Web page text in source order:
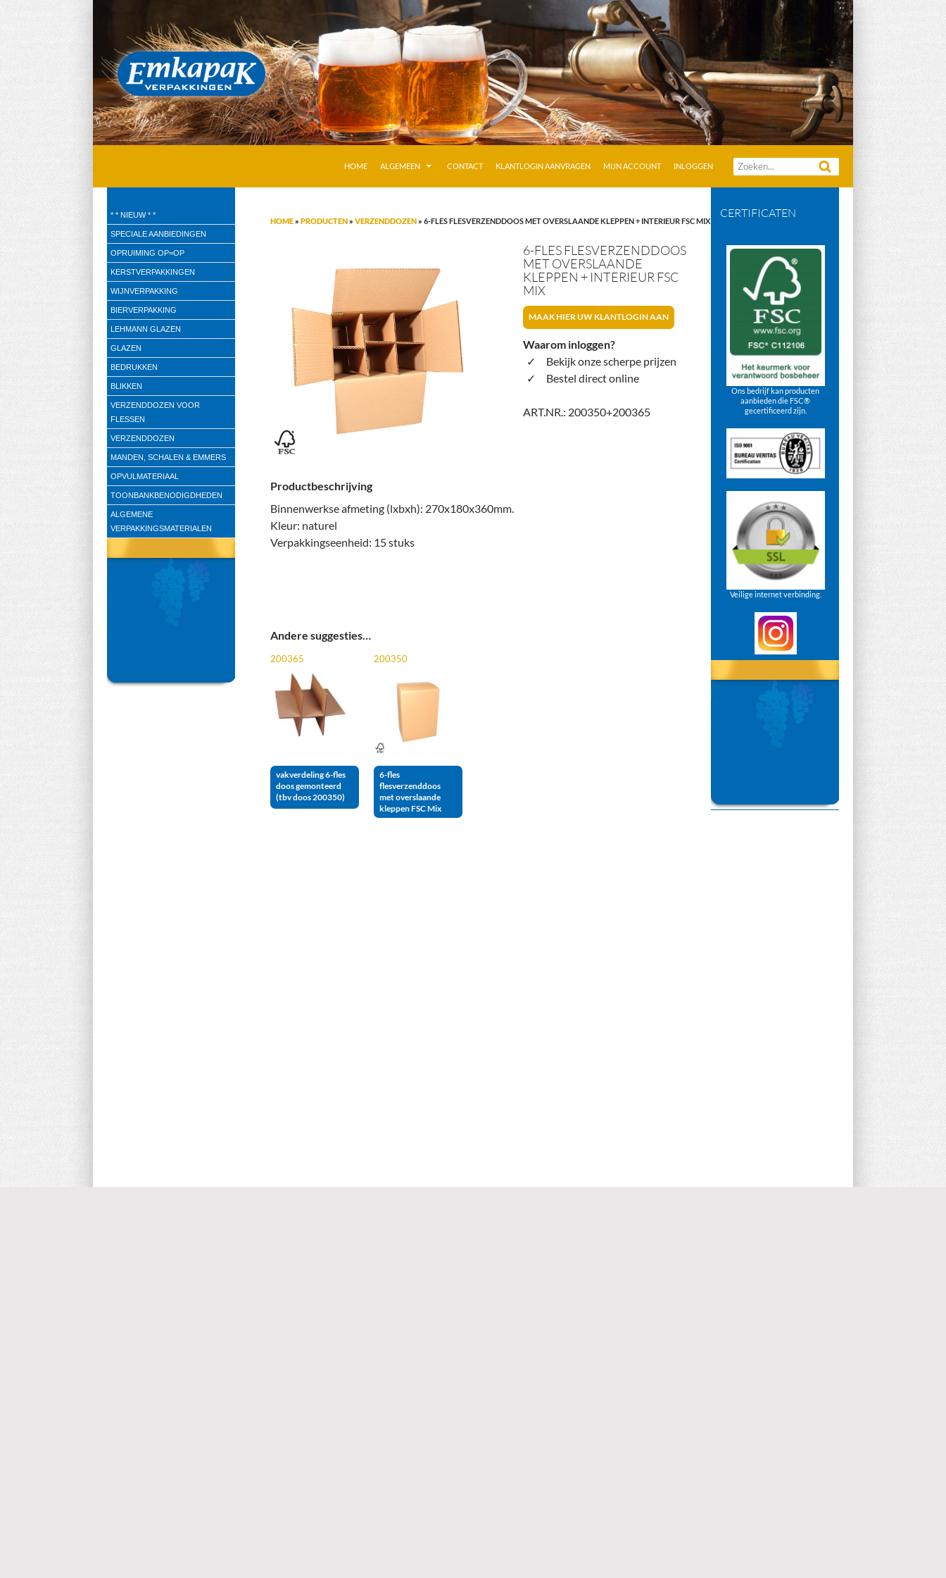
Zoeken
HOME
ALGEMEEN CONTACT KLANTLOGIN AANVRAGEN MIJN ACCOUNT INLOGGEN
HOME» PRODUCTEN» VERZENDDOZEN» 6-FLES FLESVERZENDDOOS MET OVERSLAANDE KLEPPEN + INTERIEUR FSC MIX
6-FLES FLESVERZENDDOOS
MET OVERSLAANDE
KLEPPEN + INTERIEUR FSC
MIX
MAAK HIER UW KLANTLOGIN AAN
Waarom inloggen?
Bekijk onze scherpe prijzen
Bestel direct online
ART.NR.: 200350+200365
Productbeschrijving
Binnenwerkse afmeting (lxbxh): 270x180x360mm.
Kleur: naturel
Verpakkingseenheid: 15 stuks
Andere suggesties…
200365
vakverdeling 6-fles
doos gemonteerd
(tbv doos 200350)
200350
6-fles
flesverzenddoos
met overslaande
kleppen FSC Mix
CERTIFICATEN
Ons bedrijf kan producten
aanbieden die FSC®
gecertificeerd zijn.
Veilige internet verbinding.
Verpakkingen
* * NIEUW * *
SPECIALE AANBIEDINGEN
OPRUIMING OP=OP
KERSTVERPAKKINGEN
WIJNVERPAKKING
BIERVERPAKKING
LEHMANN GLAZEN
GLAZEN
BEDRUKKEN
BLIKKEN
VERZENDDOZEN VOOR
FLESSEN
VERZENDDOZEN
MANDEN, SCHALEN & EMMERS
OPVULMATERIAAL
TOONBANKBENODIGDHEDEN
ALGEMENE
VERPAKKINGSMATERIALEN